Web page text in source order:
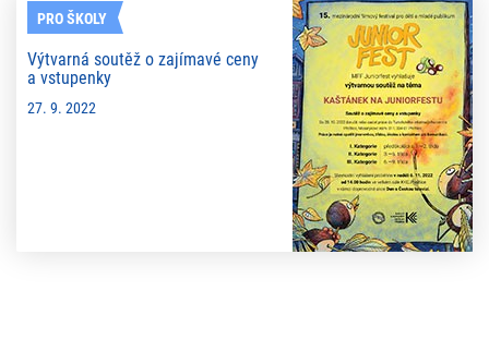
PRO ŠKOLY
Výtvarná soutěž o zajímavé ceny
a vstupenky
27. 9. 2022